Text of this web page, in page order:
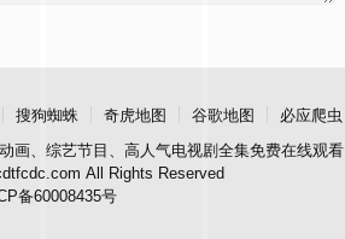
搜狗蜘蛛 奇虎地图 谷歌地图
必应爬虫
画、综艺节目、高人气电视剧全集免费在线观看
All Rights Reserved
备60008435号